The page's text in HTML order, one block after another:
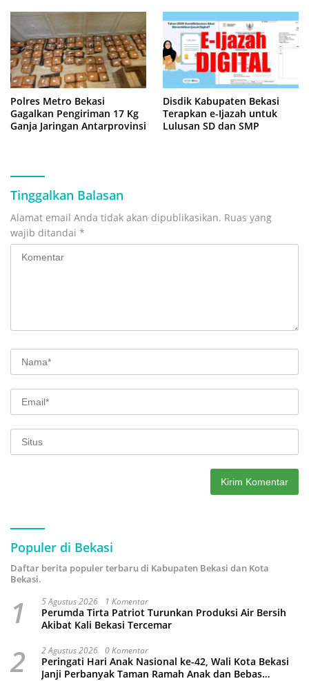
Polres Metro Bekasi
Gagalkan Pengiriman 17 Kg
Ganja Jaringan Antarprovinsi
Disdik Kabupaten Bekasi
Terapkan e-Ijazah untuk
Lulusan SD dan SMP
Tinggalkan Balasan
Alamat email Anda tidak akan dipublikasikan. Ruas yang
wajib ditandai *
Populer di Bekasi
Daftar berita populer terbaru di Kabupaten Bekasi dan Kota
Bekasi.
1 5 Agustus 2026 1 Komentar
Perumda Tirta Patriot Turunkan Produksi Air Bersih
Akibat Kali Bekasi Tercemar
2 2 Agustus 2026 0 Komentar
Peringati Hari Anak Nasional ke-42, Wali Kota Bekasi
Janji Perbanyak Taman Ramah Anak dan Bebas